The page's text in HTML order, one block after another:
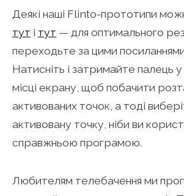
Деякі наші Flinto-прототипи
тут і тут — для оптимального
переходьте за цими
Натисніть і затримайте палець
місці екрану, щоб побачити
активованих точок, а тоді
активовану точку, ніби ви
справжньою програмою.
Любителям телебачення ми